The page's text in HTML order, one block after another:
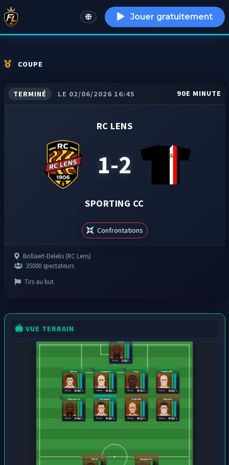
English Jouer gratuitement
COUPE
TERMINÉ LE 02/06/2026 16:45 90E MINUTE
RC LENS
1-2
SPORTING CC
Confrontations
Bollaert-Delelis (RC Lens)
35000 spectateurs
Tirs au but
🏟️ VUE TERRAIN
264 pts
23 ans
Sikora
309 pts
23 ans
Joueur4
309 pts
24 ans
Sarr
307 pts
25 ans
Edouard R...
310 pts
21 ans
Dufrenne.G
274 pts
27 ans
Bermont
308 pts
23 ans
Sibierski
302 pts
23 ans
Moreira
306 pts
26 ans
Bilou Maghnes A...